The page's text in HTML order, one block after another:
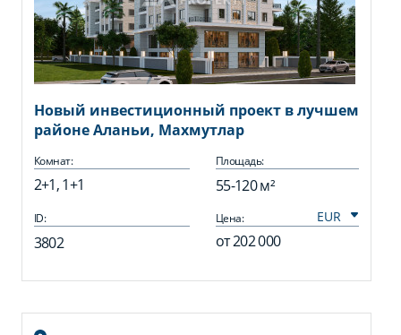
Новый инвестиционный проект в лучшем
районе Аланьи, Махмутлар
Комнат:
2+1, 1+1
Площадь:
55-120 м²
ID:
3802
Цена:
от202 000